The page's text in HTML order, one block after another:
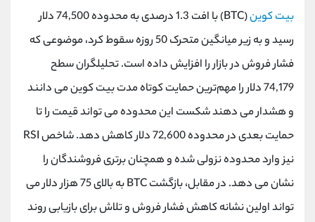
بیت کوین
(BTC) با افت 1.3 درصدی به محدوده 74,500 دلار
رسید و به زیر میانگین متحرک 50 روزه سقوط کرد، موضوعی که
فشار فروش در بازار را افزایش داده است. تحلیلگران سطح
74,179 دلار را مهم‌ترین حمایت کوتاه مدت بیت کوین می دانند
و هشدار می دهند شکست این محدوده می تواند قیمت را تا
حمایت بعدی در محدوده 72,600 دلار کاهش دهد. شاخص RSI
نیز وارد محدوده نزولی شده و همچنان برتری فروشندگان را
نشان می دهد. در مقابل، بازگشت BTC به بالای 75 هزار دلار می
تواند اولین نشانه کاهش فشار فروش و تلاش برای بازیابی روند
021-22021030
بدون پیش شماره 90001030
اینستاگرام @alireza.mehrabii
کانال تلگرام @alirezamehrabi_com